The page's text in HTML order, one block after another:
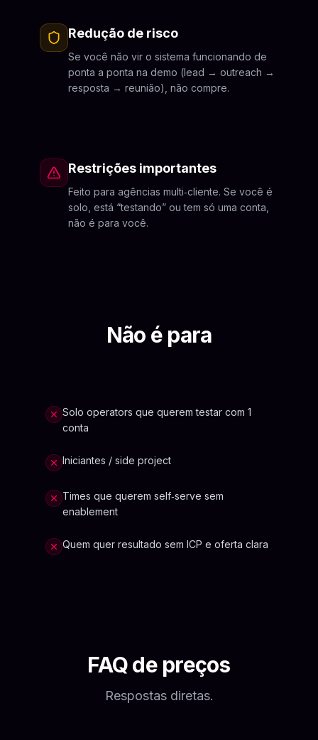
Redução de risco
Se você não vir o sistema funcionando de
ponta a ponta na demo (lead → outreach →
resposta → reunião), não compre.
Restrições importantes
Feito para agências multi‑cliente. Se você é
solo, está “testando” ou tem só uma conta,
não é para você.
Não é para
Solo operators que querem testar com 1
conta
Iniciantes / side project
Times que querem self‑serve sem
enablement
Quem quer resultado sem ICP e oferta clara
FAQ de preços
Respostas diretas.